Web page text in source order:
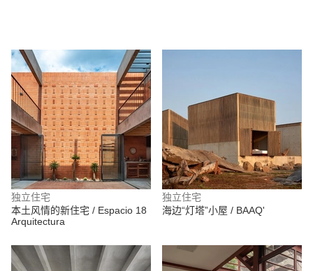
独立住宅
本土风情的新住宅 / Espacio 18
Arquitectura
独立住宅
海边“灯塔”小屋 / BAAQ'